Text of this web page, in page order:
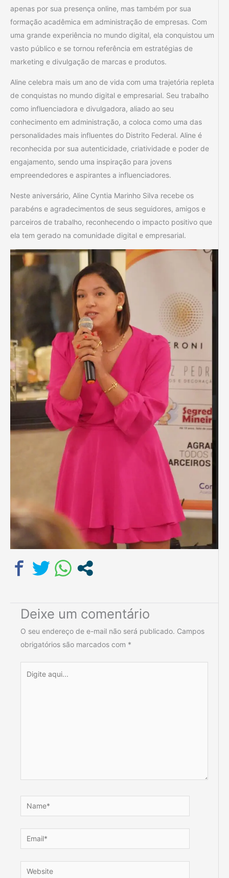
apenas por sua presença online, mas também por sua
formação acadêmica em administração de empresas. Com
uma grande experiência no mundo digital, ela conquistou um
vasto público e se tornou referência em estratégias de
marketing e divulgação de marcas e produtos.
Aline celebra mais um ano de vida com uma trajetória repleta
de conquistas no mundo digital e empresarial. Seu trabalho
como influenciadora e divulgadora, aliado ao seu
conhecimento em administração, a coloca como uma das
personalidades mais influentes do Distrito Federal. Aline é
reconhecida por sua autenticidade, criatividade e poder de
engajamento, sendo uma inspiração para jovens
empreendedores e aspirantes a influenciadores.
Neste aniversário, Aline Cyntia Marinho Silva recebe os
parabéns e agradecimentos de seus seguidores, amigos e
parceiros de trabalho, reconhecendo o impacto positivo que
ela tem gerado na comunidade digital e empresarial.
Deixe um comentário
O seu endereço de e-mail não será publicado. Campos
obrigatórios são marcados com *
aqui...
Name*
Email*
Website